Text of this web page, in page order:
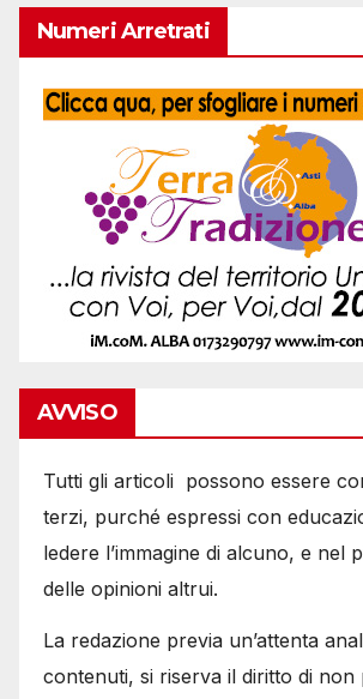
Numeri Arretrati
AVVISO
Tutti gli articoli possono essere
terzi, purché espressi con
ledere l’immagine di alcuno, e nel
delle opinioni altrui.
La redazione previa un’attenta
contenuti, si riserva il diritto di non